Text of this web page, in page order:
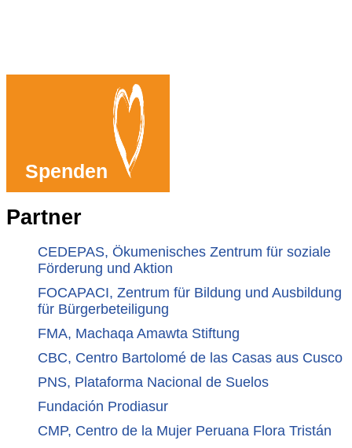
Spenden
Partner
CEDEPAS, Ökumenisches Zentrum für soziale
Förderung und Aktion
FOCAPACI, Zentrum für Bildung und Ausbildung
für Bürgerbeteiligung
FMA, Machaqa Amawta Stiftung
CBC, Centro Bartolomé de las Casas aus Cusco
PNS, Plataforma Nacional de Suelos
Fundación Prodiasur
CMP, Centro de la Mujer Peruana Flora Tristán